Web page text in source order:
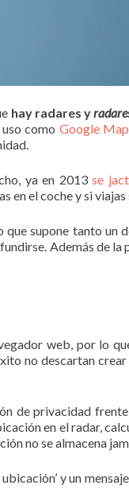
hay radares y
como Google
ya en 2013 se
en el coche y si
que supone tanto un
Además de la
web, por lo
no descartan
de privacidad
en el radar,
no se almacena
y un